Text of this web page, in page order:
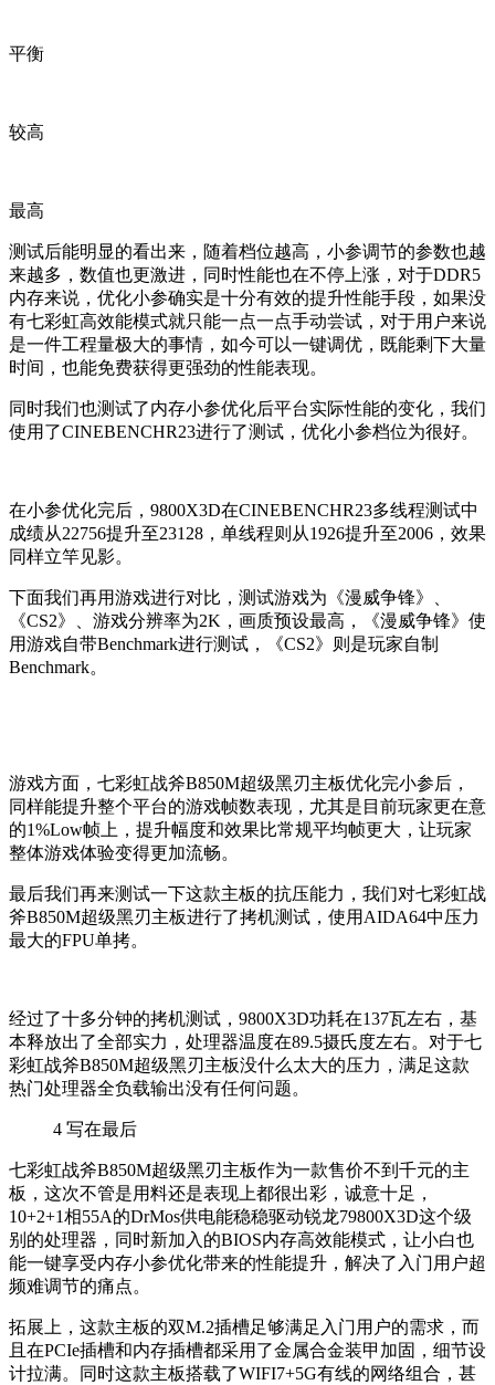
平衡
较高
最高
测试后能明显的看出来，随着档位越高，小参调节的参数也越
来越多，数值也更激进，同时性能也在不停上涨，对于DDR5
内存来说，优化小参确实是十分有效的提升性能手段，如果没
有七彩虹高效能模式就只能一点一点手动尝试，对于用户来说
是一件工程量极大的事情，如今可以一键调优，既能剩下大量
时间，也能免费获得更强劲的性能表现。
同时我们也测试了内存小参优化后平台实际性能的变化，我们
使用了CINEBENCHR23进行了测试，优化小参档位为很好。
在小参优化完后，9800X3D在CINEBENCHR23多线程测试中
成绩从22756提升至23128，单线程则从1926提升至2006，效果
同样立竿见影。
下面我们再用游戏进行对比，测试游戏为《漫威争锋》、
《CS2》、游戏分辨率为2K，画质预设最高，《漫威争锋》使
用游戏自带Benchmark进行测试，《CS2》则是玩家自制
Benchmark。
游戏方面，七彩虹战斧B850M超级黑刃主板优化完小参后，
同样能提升整个平台的游戏帧数表现，尤其是目前玩家更在意
的1%Low帧上，提升幅度和效果比常规平均帧更大，让玩家
整体游戏体验变得更加流畅。
最后我们再来测试一下这款主板的抗压能力，我们对七彩虹战
斧B850M超级黑刃主板进行了拷机测试，使用AIDA64中压力
最大的FPU单拷。
经过了十多分钟的拷机测试，9800X3D功耗在137瓦左右，基
本释放出了全部实力，处理器温度在89.5摄氏度左右。对于七
彩虹战斧B850M超级黑刃主板没什么太大的压力，满足这款
热门处理器全负载输出没有任何问题。
4 写在最后
七彩虹战斧B850M超级黑刃主板作为一款售价不到千元的主
板，这次不管是用料还是表现上都很出彩，诚意十足，
10+2+1相55A的DrMos供电能稳稳驱动锐龙79800X3D这个级
别的处理器，同时新加入的BIOS内存高效能模式，让小白也
能一键享受内存小参优化带来的性能提升，解决了入门用户超
频难调节的痛点。
拓展上，这款主板的双M.2插槽足够满足入门用户的需求，而
且在PCIe插槽和内存插槽都采用了金属合金装甲加固，细节设
计拉满。同时这款主板搭载了WIFI7+5G有线的网络组合，甚